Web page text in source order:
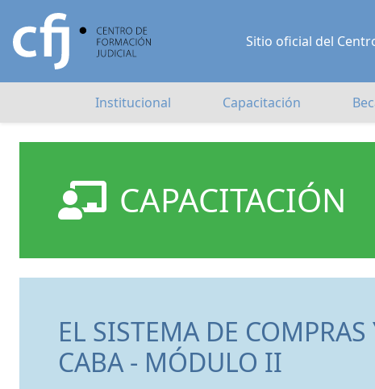
Sitio oficial del
Institucional Capacitación
CAPACITACIÓN
EL SISTEMA DE
CABA - MÓDULO II